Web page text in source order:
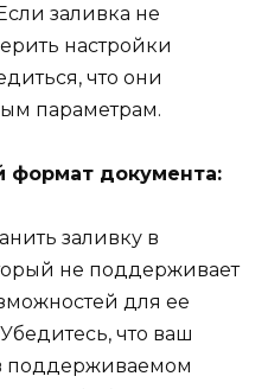
заливка не
настройки
что они
параметрам.
формат документа:
заливку в
не поддерживает
для ее
что ваш
поддерживаемом